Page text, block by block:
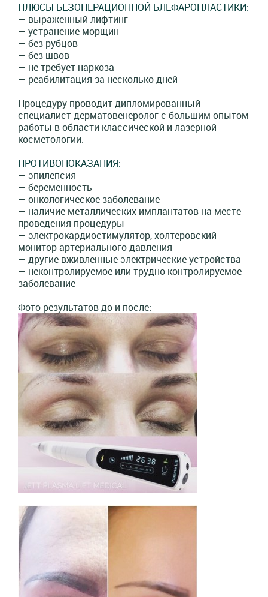
ПЛЮСЫ БЕЗОПЕРАЦИОННОЙ БЛЕФАРОПЛАСТИКИ:
— выраженный лифтинг
— устранение морщин
— без рубцов
— без швов
— не требует наркоза
— реабилитация за несколько дней
Процедуру проводит дипломированный
специалист дерматовенеролог с большим опытом
работы в области классической и лазерной
косметологии.
ПРОТИВОПОКАЗАНИЯ:
— эпилепсия
— беременность
— онкологическое заболевание
— наличие металлических имплантатов на месте
проведения процедуры
— электрокардиостимулятор, холтеровский
монитор артериального давления
— другие вживленные электрические устройства
— неконтролируемое или трудно контролируемое
заболевание
Фото результатов до и после: